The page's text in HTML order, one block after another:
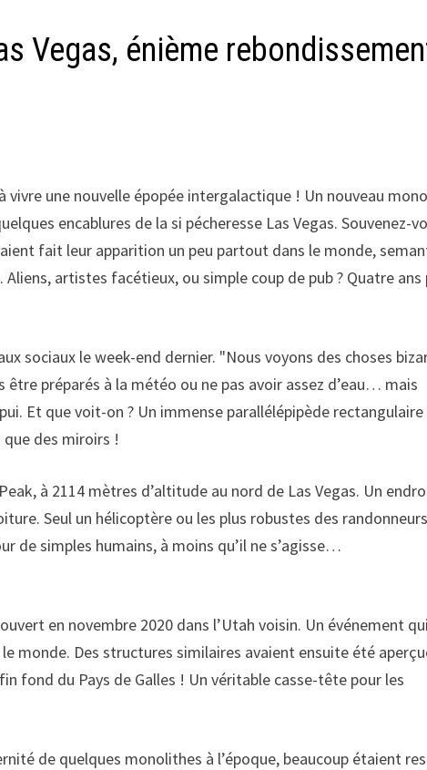
Vegas, énième
vivre une nouvelle épopée intergalactique ! Un nouveau
encablures de la si pécheresse Las Vegas. Souvenez-
fait leur apparition un peu partout dans le monde,
artistes facétieux, ou simple coup de pub ? Quatre ans
sociaux le week-end dernier. "Nous voyons des choses
préparés à la météo ou ne pas avoir assez d’eau… mais
Et que voit-on ? Un immense parallélépipède rectangulaire
que des miroirs !
à 2114 mètres d’altitude au nord de Las Vegas. Un
Seul un hélicoptère ou les plus robustes des
de simples humains, à moins qu’il ne s’agisse…
en novembre 2020 dans l’Utah voisin. Un événement
monde. Des structures similaires avaient ensuite été
fond du Pays de Galles ! Un véritable casse-tête pour les
de quelques monolithes à l’époque, beaucoup étaient